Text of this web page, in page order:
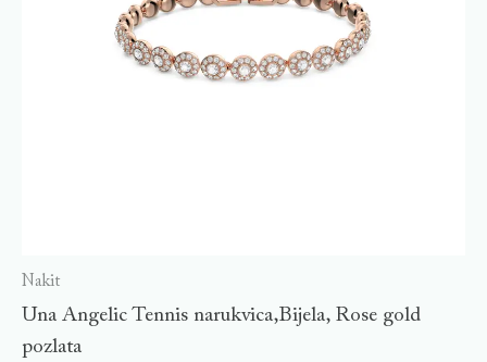
Nakit
Una Angelic Tennis narukvica,Bijela, Rose gold
pozlata